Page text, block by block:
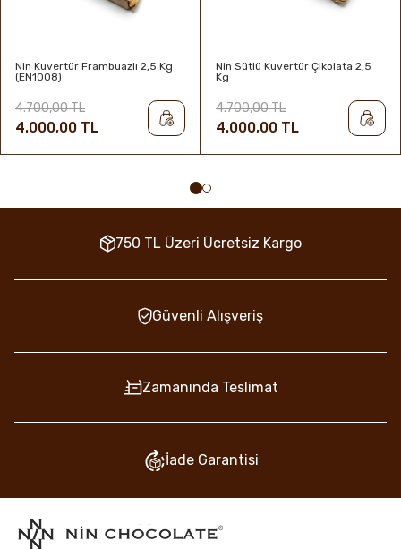
Nin Kuvertür Frambuazlı 2,5 Kg
(EN1008)
4.000,00 TL
4.700,00 TL
Nin Sütlü Kuvertür Çikolata 2,5
Kg
4.000,00 TL
4.700,00 TL
750 TL Üzeri Ücretsiz Kargo
Güvenli Alışveriş
Zamanında Teslimat
İade Garantisi